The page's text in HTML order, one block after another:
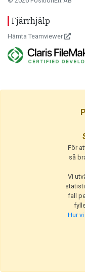
Fjärrhjälp
Hämta Teamviewer
För
så
Vi
fall
Hur